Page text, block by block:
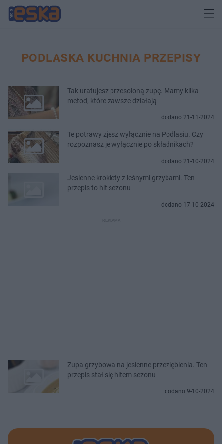
PODLASKA KUCHNIA PRZEPISY
Tak uratujesz przesoloną zupę. Mamy kilka
metod, które zawsze działają
dodano 21-11-2024
Te potrawy zjesz wyłącznie na Podlasiu. Czy
rozpoznasz je wyłącznie po składnikach?
dodano 21-10-2024
Jesienne krokiety z leśnymi grzybami. Ten
przepis to hit sezonu
dodano 17-10-2024
Zupa grzybowa na jesienne przeziębienia. Ten
przepis stał się hitem sezonu
dodano 9-10-2024